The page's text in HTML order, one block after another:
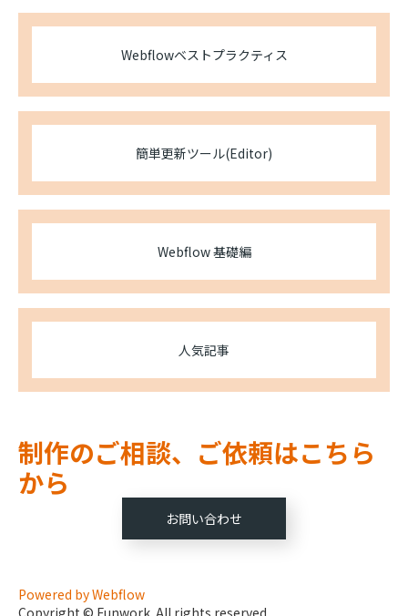
Webflowベストプラクティス
簡単更新ツール(Editor)
Webflow 基礎編
人気記事
制作のご相談、ご依頼はこちら
から
お問い合わせ
Powered by Webflow